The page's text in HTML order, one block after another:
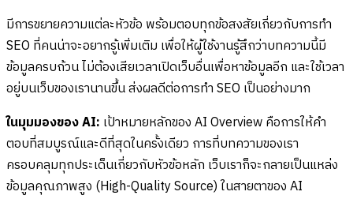
มีการขยายความแต่ละหัวข้อ พร้อมตอบทุกข้อสงสัยเกี่ยวกับการทำ
SEO ที่คนน่าจะอยากรู้เพิ่มเติม เพื่อให้ผู้ใช้งานรู้สึกว่าบทความนี้มี
ข้อมูลครบถ้วน ไม่ต้องเสียเวลาเปิดเว็บอื่นเพื่อหาข้อมูลอีก และใช้เวลา
อยู่บนเว็บของเรานานขึ้น ส่งผลดีต่อการทำ SEO เป็นอย่างมาก
ในมุมมองของ AI: เป้าหมายหลักของ AI Overview คือการให้คำ
ตอบที่สมบูรณ์และดีที่สุดในครั้งเดียว การที่บทความของเรา
ครอบคลุมทุกประเด็นเกี่ยวกับหัวข้อหลัก เว็บเราก็จะกลายเป็นแหล่ง
ข้อมูลคุณภาพสูง (High-Quality Source) ในสายตาของ AI